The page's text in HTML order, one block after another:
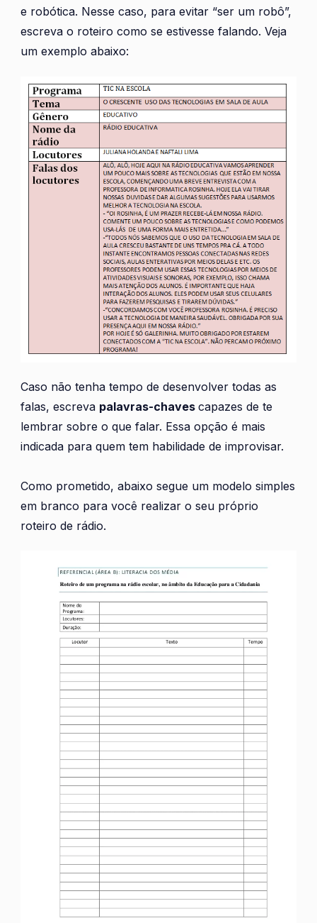
e robótica. Nesse caso, para evitar “ser um robô”,
escreva o roteiro como se estivesse falando. Veja
um exemplo abaixo:
Caso não tenha tempo de desenvolver todas as
falas, escreva palavras-chaves capazes de te
lembrar sobre o que falar. Essa opção é mais
indicada para quem tem habilidade de improvisar.
Como prometido, abaixo segue um modelo simples
em branco para você realizar o seu próprio
roteiro de rádio.